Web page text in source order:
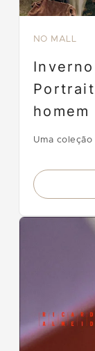
NO MALL
Uma